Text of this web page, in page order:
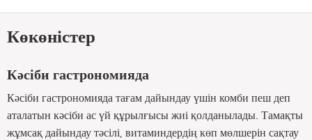
Көкөністер
Кәсіби гастрономияда
Кәсіби гастрономияда тағам дайындау үшін комби пеш деп
аталатын кәсіби ас үй құрылғысы жиі қолданылады. Тамақты
жұмсақ дайындау тәсілі, витаминдердің көп мөлшерін сақтау